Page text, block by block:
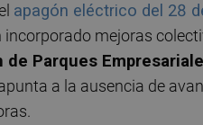
apagón eléctrico del 28
mejoras
de Parques
a la ausencia de